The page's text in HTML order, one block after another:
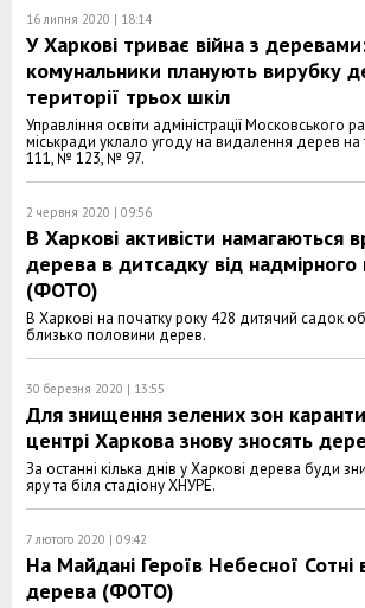
16 липня 2020 | 18:14
У Харкові триває війна з
комунальники планують вирубку
території трьох шкіл
Управління освіти адміністрації Московського
міськради уклало угоду на видалення дерев на
111, № 123, № 97.
2 червня 2020 | 09:56
В Харкові активісти намагаються
дерева в дитсадку від надмірного
(ФОТО)
В Харкові на початку року 428 дитячий садок
близько половини дерев.
30 березня 2020 | 13:55
Для знищення зелених зон
центрі Харкова знову зносять
За останні кілька днів у Харкові дерева буди
яру та біля стадіону ХНУРЕ.
7 лютого 2020 | 09:42
На Майдані Героїв Небесної Сотні
дерева (ФОТО)